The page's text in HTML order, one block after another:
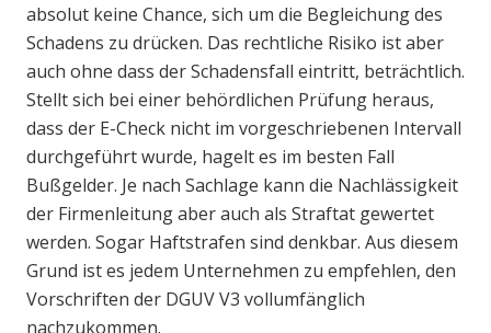
absolut keine Chance, sich um die Begleichung des
Schadens zu drücken. Das rechtliche Risiko ist aber
auch ohne dass der Schadensfall eintritt, beträchtlich.
Stellt sich bei einer behördlichen Prüfung heraus,
dass der E-Check nicht im vorgeschriebenen Intervall
durchgeführt wurde, hagelt es im besten Fall
Bußgelder. Je nach Sachlage kann die Nachlässigkeit
der Firmenleitung aber auch als Straftat gewertet
werden. Sogar Haftstrafen sind denkbar. Aus diesem
Grund ist es jedem Unternehmen zu empfehlen, den
Vorschriften der DGUV V3 vollumfänglich
nachzukommen.